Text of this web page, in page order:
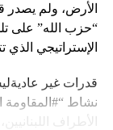
“حزب الله” على
الإستراتيجي الذي
قدرات غير
نشاط “#المقاومة
الأطراف